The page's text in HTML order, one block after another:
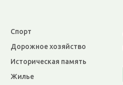
Спорт
Дорожное хозяйство
Историческая память
Жилье